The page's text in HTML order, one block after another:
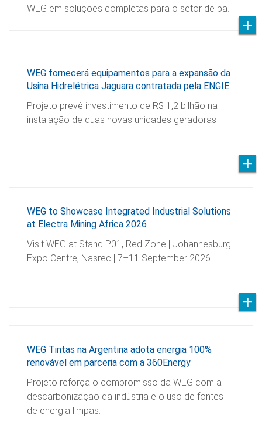
WEG em soluções completas para o setor de pa…
WEG fornecerá equipamentos para a expansão da
Usina Hidrelétrica Jaguara contratada pela ENGIE
Projeto prevê investimento de R$ 1,2 bilhão na
instalação de duas novas unidades geradoras
WEG to Showcase Integrated Industrial Solutions
at Electra Mining Africa 2026
Visit WEG at Stand P01, Red Zone | Johannesburg
Expo Centre, Nasrec | 7–11 September 2026
WEG Tintas na Argentina adota energia 100%
renovável em parceria com a 360Energy
Projeto reforça o compromisso da WEG com a
descarbonização da indústria e o uso de fontes
de energia limpas.